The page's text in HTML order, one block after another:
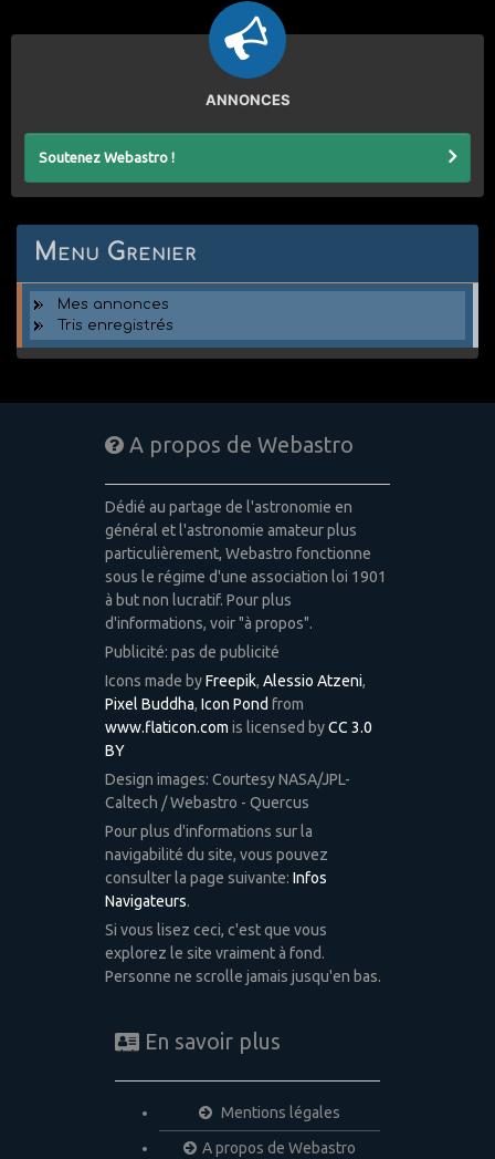
ANNONCES
Soutenez Webastro !
Menu Grenier
Mes annonces
Tris enregistrés
A propos de Webastro
Dédié au partage de l'astronomie en
général et l'astronomie amateur plus
particulièrement, Webastro fonctionne
sous le régime d'une association loi 1901
à but non lucratif. Pour plus
d'informations, voir "à propos".
Publicité: pas de publicité
Icons made byFreepik, Alessio Atzeni,
Pixel Buddha, Icon Pond from
www.flaticon.com is licensed byCC 3.0
BY
Design images: Courtesy NASA/JPL-
Caltech / Webastro - Quercus
Pour plus d'informations sur la
navigabilité du site, vous pouvez
consulter la page suivante: Infos
Navigateurs.
Si vous lisez ceci, c'est que vous
explorez le site vraiment à fond.
Personne ne scrolle jamais jusqu'en bas.
En savoir plus
Mentions légales
A propos de Webastro